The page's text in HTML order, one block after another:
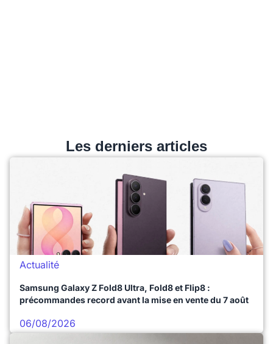
Les derniers articles
Actualité
Samsung Galaxy Z Fold8 Ultra, Fold8 et Flip8 :
précommandes record avant la mise en vente du 7 août
06/08/2026